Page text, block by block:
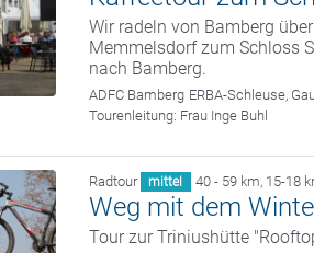
Wir radeln von Bamberg
Memmelsdorf zum Schloss
nach Bamberg.
ADFC Bamberg ERBA-Schleuse,
Tourenleitung: Frau Inge Buhl
Radtour mittel 40 - 59 km, 15-18
Weg mit dem
Tour zur Triniushütte